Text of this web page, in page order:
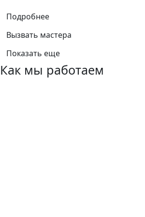
Подробнее
Вызвать мастера
Показать еще
Как мы работаем